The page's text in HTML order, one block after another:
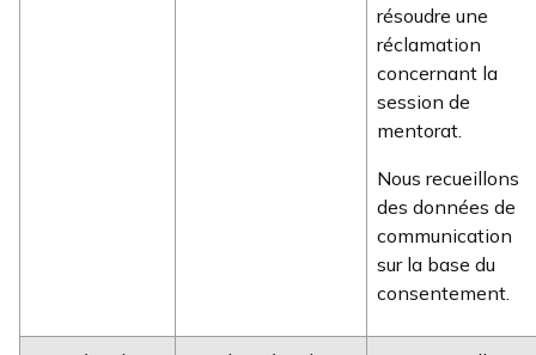
résoudre une
réclamation
concernant la
session de
mentorat.
Nous recueillons
des données de
communication
sur la base du
consentement.